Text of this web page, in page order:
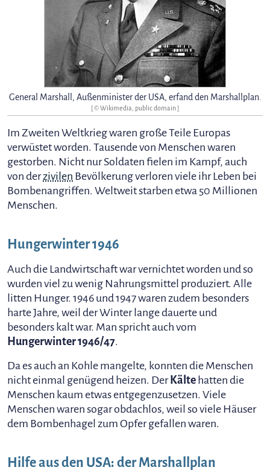
General Marshall, Außenminister der USA, erfand den Marshallplan.
[ © Wikimedia, public domain ]
Im Zweiten Weltkrieg waren große Teile Europas
verwüstet worden. Tausende von Menschen waren
gestorben. Nicht nur Soldaten fielen im Kampf, auch
von derzivilen Bevölkerung verloren viele ihr Leben bei
Bombenangriffen. Weltweit starben etwa 50 Millionen
Menschen.
Hungerwinter 1946
Auch die Landwirtschaft war vernichtet worden und so
wurden viel zu wenig Nahrungsmittel produziert. Alle
litten Hunger. 1946 und 1947 waren zudem besonders
harte Jahre, weil der Winter lange dauerte und
besonders kalt war. Man spricht auch vom
Hungerwinter 1946/47.
Da es auch an Kohle mangelte, konnten die Menschen
nicht einmal genügend heizen. DerKälte hatten die
Menschen kaum etwas entgegenzusetzen. Viele
Menschen waren sogar obdachlos, weil so viele Häuser
dem Bombenhagel zum Opfer gefallen waren.
Hilfe aus den USA: der Marshallplan